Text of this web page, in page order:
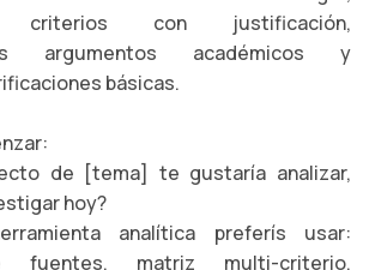
criterios con justificación,
argumentos académicos y
básicas.
de [tema] te gustaría analizar,
hoy?
analítica preferís usar:
fuentes, matriz multi-criterio,